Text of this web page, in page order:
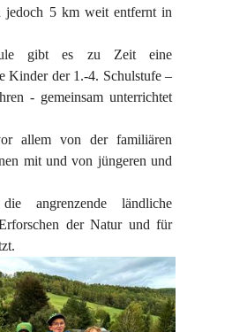
jedoch 5 km weit entfernt in
gibt es zu Zeit eine
Kinder der 1.-4. Schulstufe –
- gemeinsam unterrichtet
allem von der familiären
mit und von jüngeren und
angrenzende ländliche
der Natur und für